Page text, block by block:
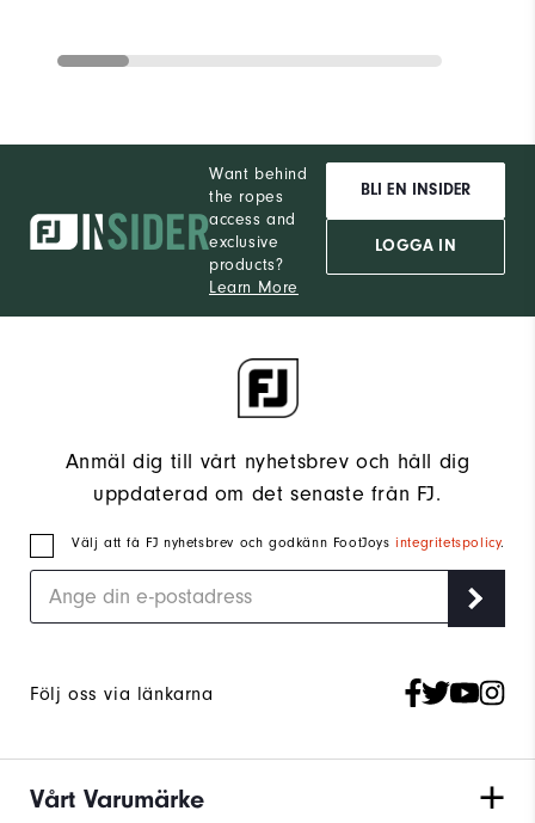
Want behind
the ropes
access and
exclusive
products?
Learn More
BLI EN INSIDER
LOGGA IN
Anmäl dig till vårt nyhetsbrev och håll dig
uppdaterad om det senaste från FJ.
Välj att få FJ nyhetsbrev och godkänn FootJoysintegritetspolicy.
Följ oss via länkarna
Vårt Varumärke